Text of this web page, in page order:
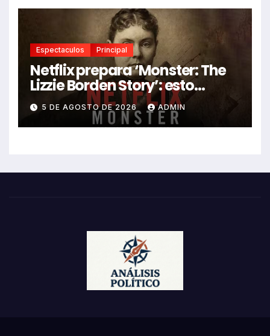
Espectaculos Principal
Netflix prepara ‘Monster: The
Lizzie Borden Story’: esto
sabemos
5 DE AGOSTO DE 2026 ADMIN